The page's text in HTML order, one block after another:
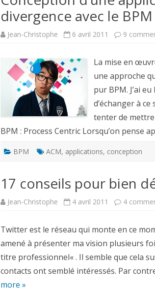
divergence avec le BPM
Jean-Christophe 6 avril 2011 9
La mise en
une approche
pur BPM. J’ai
d’échanger à
tenter de
BPM : Process Centric Lorsqu’on pense
BPM ACM, applications, conception
17 conseils pour bien
Jean-Christophe 4 avril 2011 4
Twitter est le réseau qui monte en ce
amené à présenter ma vision plusieurs
titre professionnel« . Il semble que cela
contacts ont semblé intéressés. Par
more »